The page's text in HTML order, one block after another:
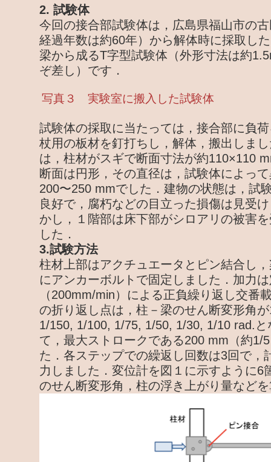
2. 試験体
今回の接合部試験体は，広島県福山市の
経過年数は約60年）から解体時に採取し
梁から成るT字型試験体（外形寸法は約
ぞ差し）です．
写真３ 実験室に搬入した試験体
試験体の採取に当たっては，接合部に負
杖用の板材を釘打ちし，解体，搬出しま
は，柱材がスギで断面寸法が約110×110
断面は円形，その直径は，試験体によっ
200〜250 mmでした．建物の状態は，試
良好で，腐朽などの目立った損傷は見受
かし，１階部は床下部がシロアリの被害
した．
3.試験方法
柱材上部はアクチュエータとピン結合し
にアンカーボルトで固定しました．加力
（200mm/min）による正負繰り返し交番
の折り返し点は，柱－梁のせん断変形角
1/150, 1/100, 1/75, 1/50, 1/30, 1/10 rad.
て，最大ストロークである200 mm（約1/
た．各ステップでの繰返し回数は3回で，
力しました．変位計を図１に示すように6
のせん断変形角，柱の浮き上がり量など